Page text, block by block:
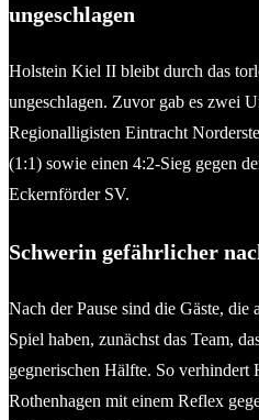
ungeschlagen
Holstein Kiel II bleibt durch das
ungeschlagen. Zuvor gab es zwei
Regionalligisten Eintracht
(1:1) sowie einen 4:2-Sieg gegen
Eckernförder SV.
Schwerin gefährlicher
Nach der Pause sind die Gäste,
Spiel haben, zunächst das Team,
gegnerischen Hälfte. So
Rothenhagen mit einem Reflex